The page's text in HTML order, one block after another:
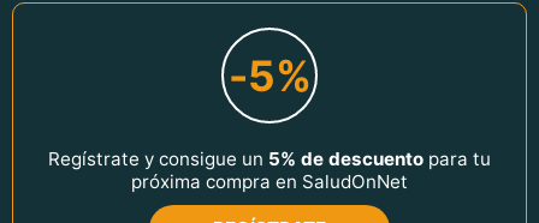
-5%
Regístrate y consigue un 5% de descuento para tu
próxima compra en SaludOnNet